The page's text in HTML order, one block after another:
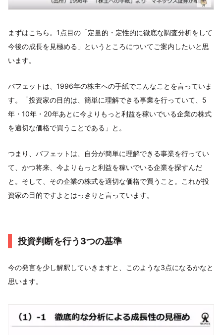
まずはこちら。1点目の「定量的・定性的に徹底な調査分析をして
今後の成長を見極める」というところについてご案内したいと思
います。
バフェットは、1996年の株主への手紙でこんなことを言っていま
す。「投資家の目的は、簡単に理解できる事業を行っていて、5
年・10年・20年あとに今よりもっと利益を稼いでいる企業の株式
を適切な価格で買うことである」と。
つまり、バフェットは、自分が簡単に理解できる事業を行ってい
て、かつ将来、今よりもっと利益を稼いでいる企業を探すんだ
と。そして、その企業の株式を適切な価格で買うこと。これが投
資家の目的ですよとはっきりと言っています。
投資判断を行う3つの基準
今の発言を少し解釈していきますと、このような3点になるかなと
思います。